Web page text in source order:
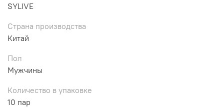
SYLIVE
Страна производства
Китай
Пол
Мужчины
Количество в упаковке
10 пар